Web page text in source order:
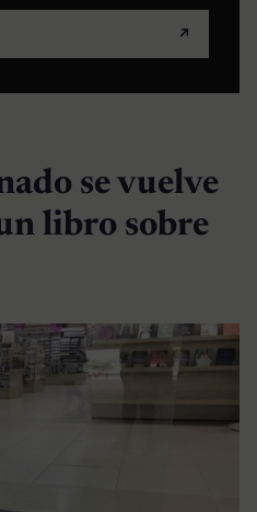
↗
se vuelve
libro sobre